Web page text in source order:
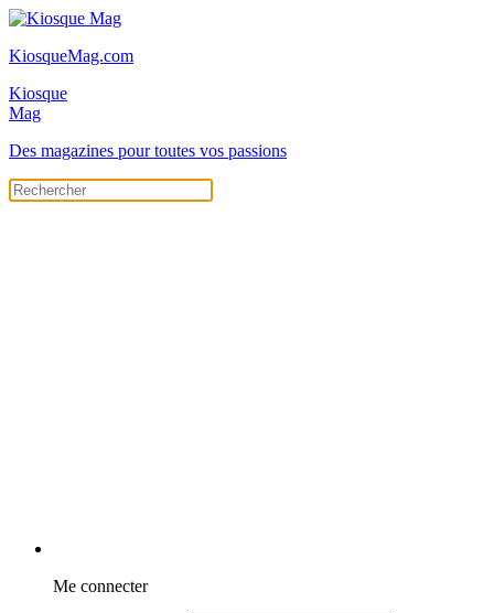
KiosqueMag.com
Kiosque
Mag
Des magazines pour toutes vos passions
Me connecter